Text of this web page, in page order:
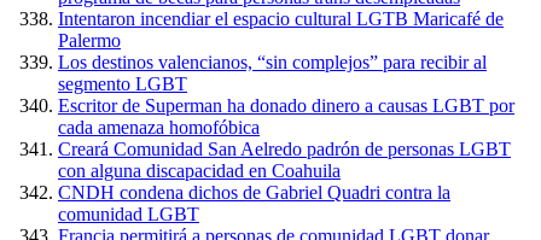
Intentaron incendiar el espacio cultural LGTB Maricafé de
Palermo
Los destinos valencianos, “sin complejos” para recibir al
segmento LGBT
Escritor de Superman ha donado dinero a causas LGBT por
cada amenaza homofóbica
Creará Comunidad San Aelredo padrón de personas LGBT
con alguna discapacidad en Coahuila
CNDH condena dichos de Gabriel Quadri contra la
comunidad LGBT
Francia permitirá a personas de comunidad LGBT donar